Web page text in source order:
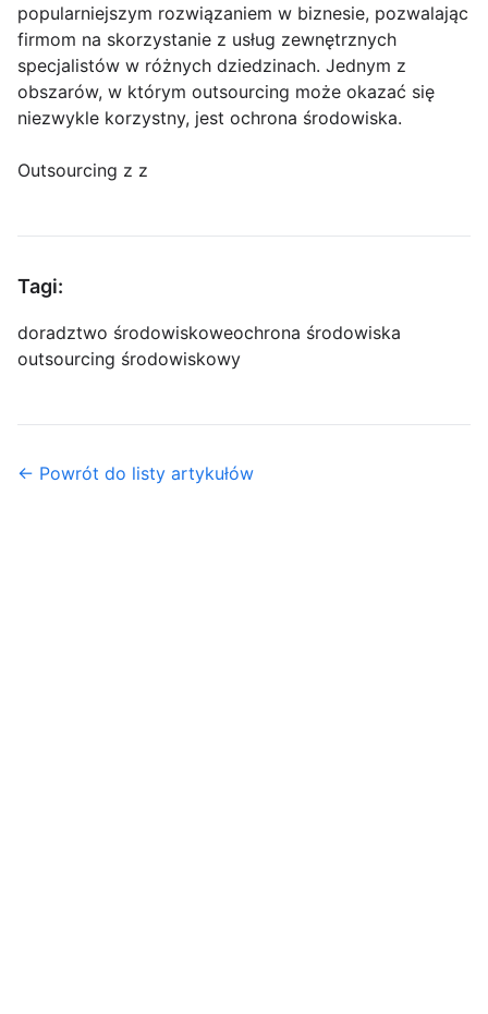
popularniejszym rozwiązaniem w biznesie, pozwalając
firmom na skorzystanie z usług zewnętrznych
specjalistów w różnych dziedzinach. Jednym z
obszarów, w którym outsourcing może okazać się
niezwykle korzystny, jest ochrona środowiska.
Outsourcing z z
Tagi:
doradztwo środowiskoweochrona środowiska
outsourcing środowiskowy
← Powrót do listy artykułów